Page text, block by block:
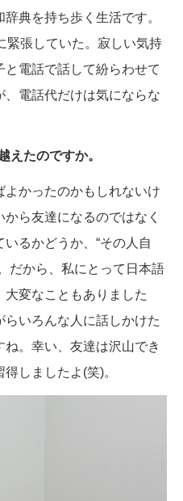
典を持ち歩く生活です。
緊張していた。寂しい気持
電話で話して紛らわせて
電話代だけは気にならな
えたのですか。
かったのかもしれないけ
ら友達になるのではなく
るかどうか、“その人自
だから、私にとって日本語
大変なこともありました
いろんな人に話しかけた
。幸い、友達は沢山でき
しましたよ(笑)。